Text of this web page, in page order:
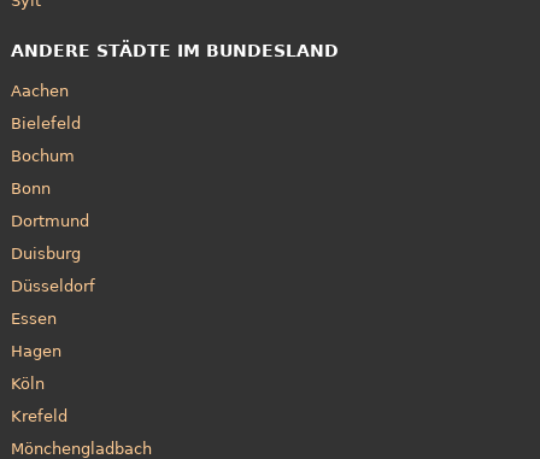
ANDERE STÄDTE IM BUNDESLAND
Aachen
Bielefeld
Bochum
Bonn
Dortmund
Duisburg
Düsseldorf
Essen
Hagen
Köln
Krefeld
Mönchengladbach